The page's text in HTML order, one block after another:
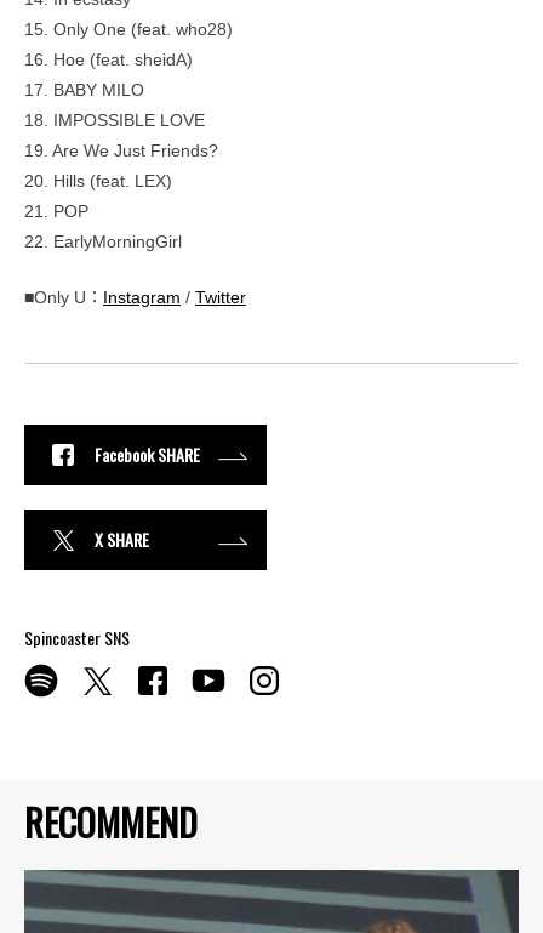
RECOMMEND
15. Only One (feat. who28)
16. Hoe (feat. sheidA)
17. BABY MILO
18. IMPOSSIBLE LOVE
19. Are We Just Friends?
20. Hills (feat. LEX)
21. POP
22. EarlyMorningGirl
■Only U： Instagram / Twitter
Facebook SHARE
X SHARE
Spincoaster SNS